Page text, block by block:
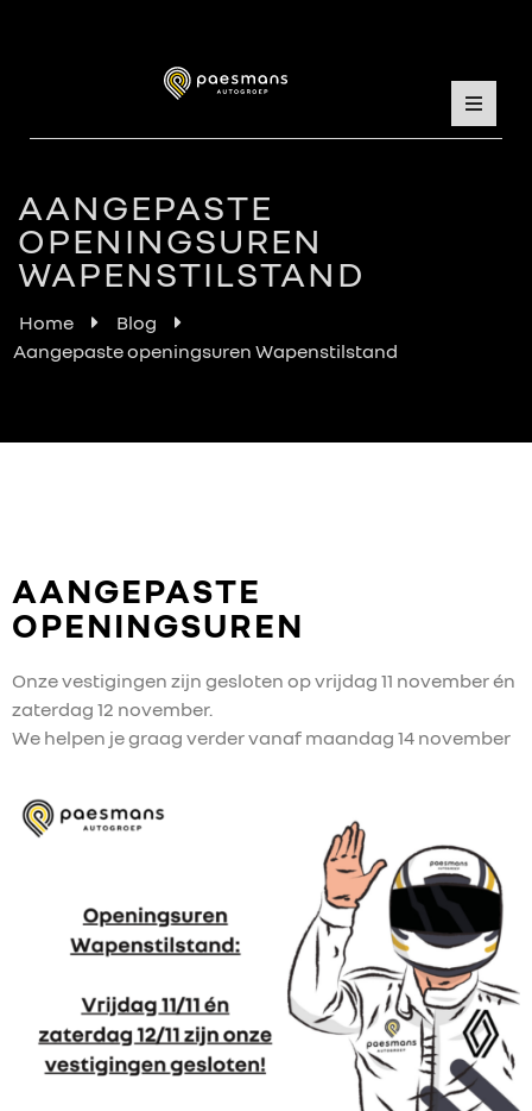
AANGEPASTE
OPENINGSUREN
WAPENSTILSTAND
Home
Blog
Aangepaste openingsuren Wapenstilstand
AANGEPASTE
OPENINGSUREN
Onze vestigingen zijn gesloten op vrijdag 11 november én
zaterdag 12 november.
We helpen je graag verder vanaf maandag 14 november